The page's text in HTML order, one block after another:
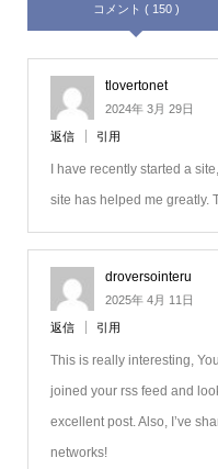
コメント ( 150 )
tlovertonet
2024年 3月 29日
返信 引用
I have recently started a
site has helped me greatly.
droversointeru
2025年 4月 11日
返信 引用
This is really interesting,
joined your rss feed and
excellent post. Also, I’ve
networks!